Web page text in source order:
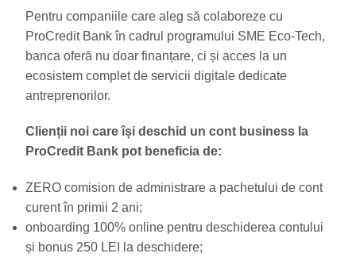
Pentru companiile care aleg să colaboreze cu
ProCredit Bank în cadrul programului SME Eco-Tech,
banca oferă nu doar finanțare, ci și acces la un
ecosistem complet de servicii digitale dedicate
antreprenorilor.
Clienții noi care își deschid un cont business la
ProCredit Bank pot beneficia de:
ZERO comision de administrare a pachetului de cont
curent în primii 2 ani;
onboarding 100% online pentru deschiderea contului
și bonus 250 LEI la deschidere;